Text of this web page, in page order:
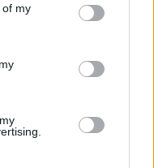
You may click to
its third-party tags to
in below Google
of my